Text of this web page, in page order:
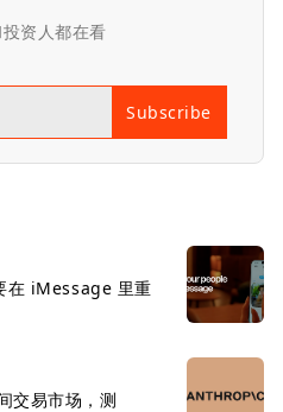
资人都在看
Subscribe
在 iMessage 里重
易市场，测